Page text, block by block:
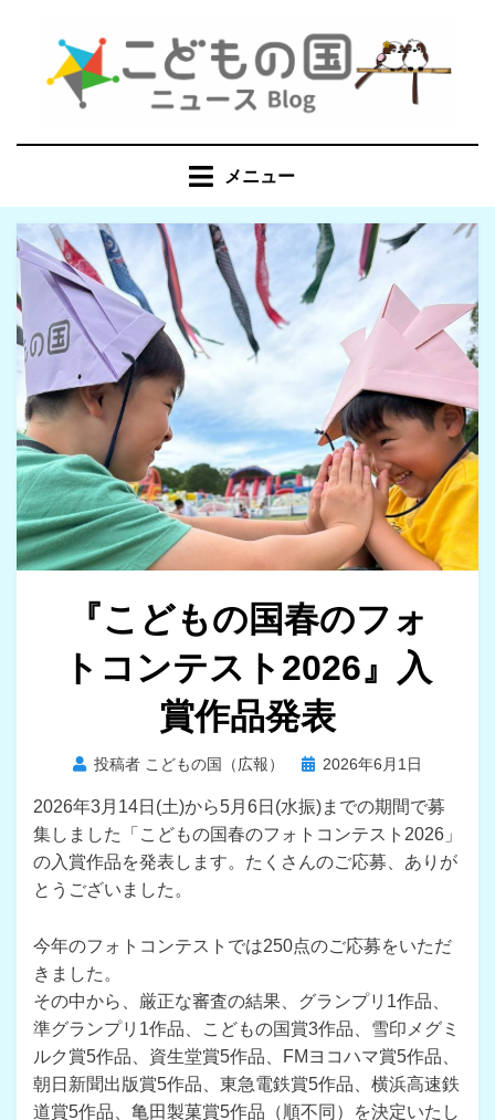
動
メニュー
『こどもの国春のフォ
トコンテスト2026』入
賞作品発表
投稿者 こどもの国（広報）
投
日:
2026年6月1日
2026年3月14日(土)から5月6日(水振)までの期間で募
集しました「こどもの国春のフォトコンテスト2026」
の入賞作品を発表します。たくさんのご応募、ありが
とうございました。
今年のフォトコンテストでは250点のご応募をいただ
きました。
その中から、厳正な審査の結果、グランプリ1作品、
準グランプリ1作品、こどもの国賞3作品、雪印メグミ
ルク賞5作品、資生堂賞5作品、FMヨコハマ賞5作品、
朝日新聞出版賞5作品、東急電鉄賞5作品、横浜高速鉄
道賞5作品、亀田製菓賞5作品（順不同）を決定いたし